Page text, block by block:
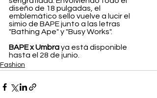
diseño de 18 pulgadas, el
emblemático sello vuelve a lucir el
simio de BAPE junto a las letras
"Bathing Ape" y "Busy Works".
BAPE x Umbra ya está disponible
hasta el 28 de junio.
Fashion